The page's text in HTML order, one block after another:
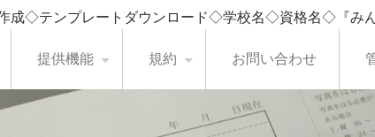
成◇テンプレートダウンロード◇学校名◇資格名◇『み
提供機能 規約 お問い合わせ